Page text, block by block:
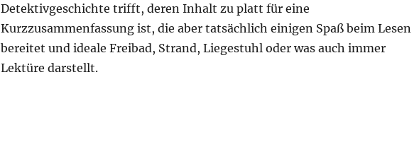
Detektivgeschichte trifft, deren Inhalt zu platt für eine
Kurzzusammenfassung ist, die aber tatsächlich einigen Spaß beim Lesen
bereitet und ideale Freibad, Strand, Liegestuhl oder was auch immer
Lektüre darstellt.